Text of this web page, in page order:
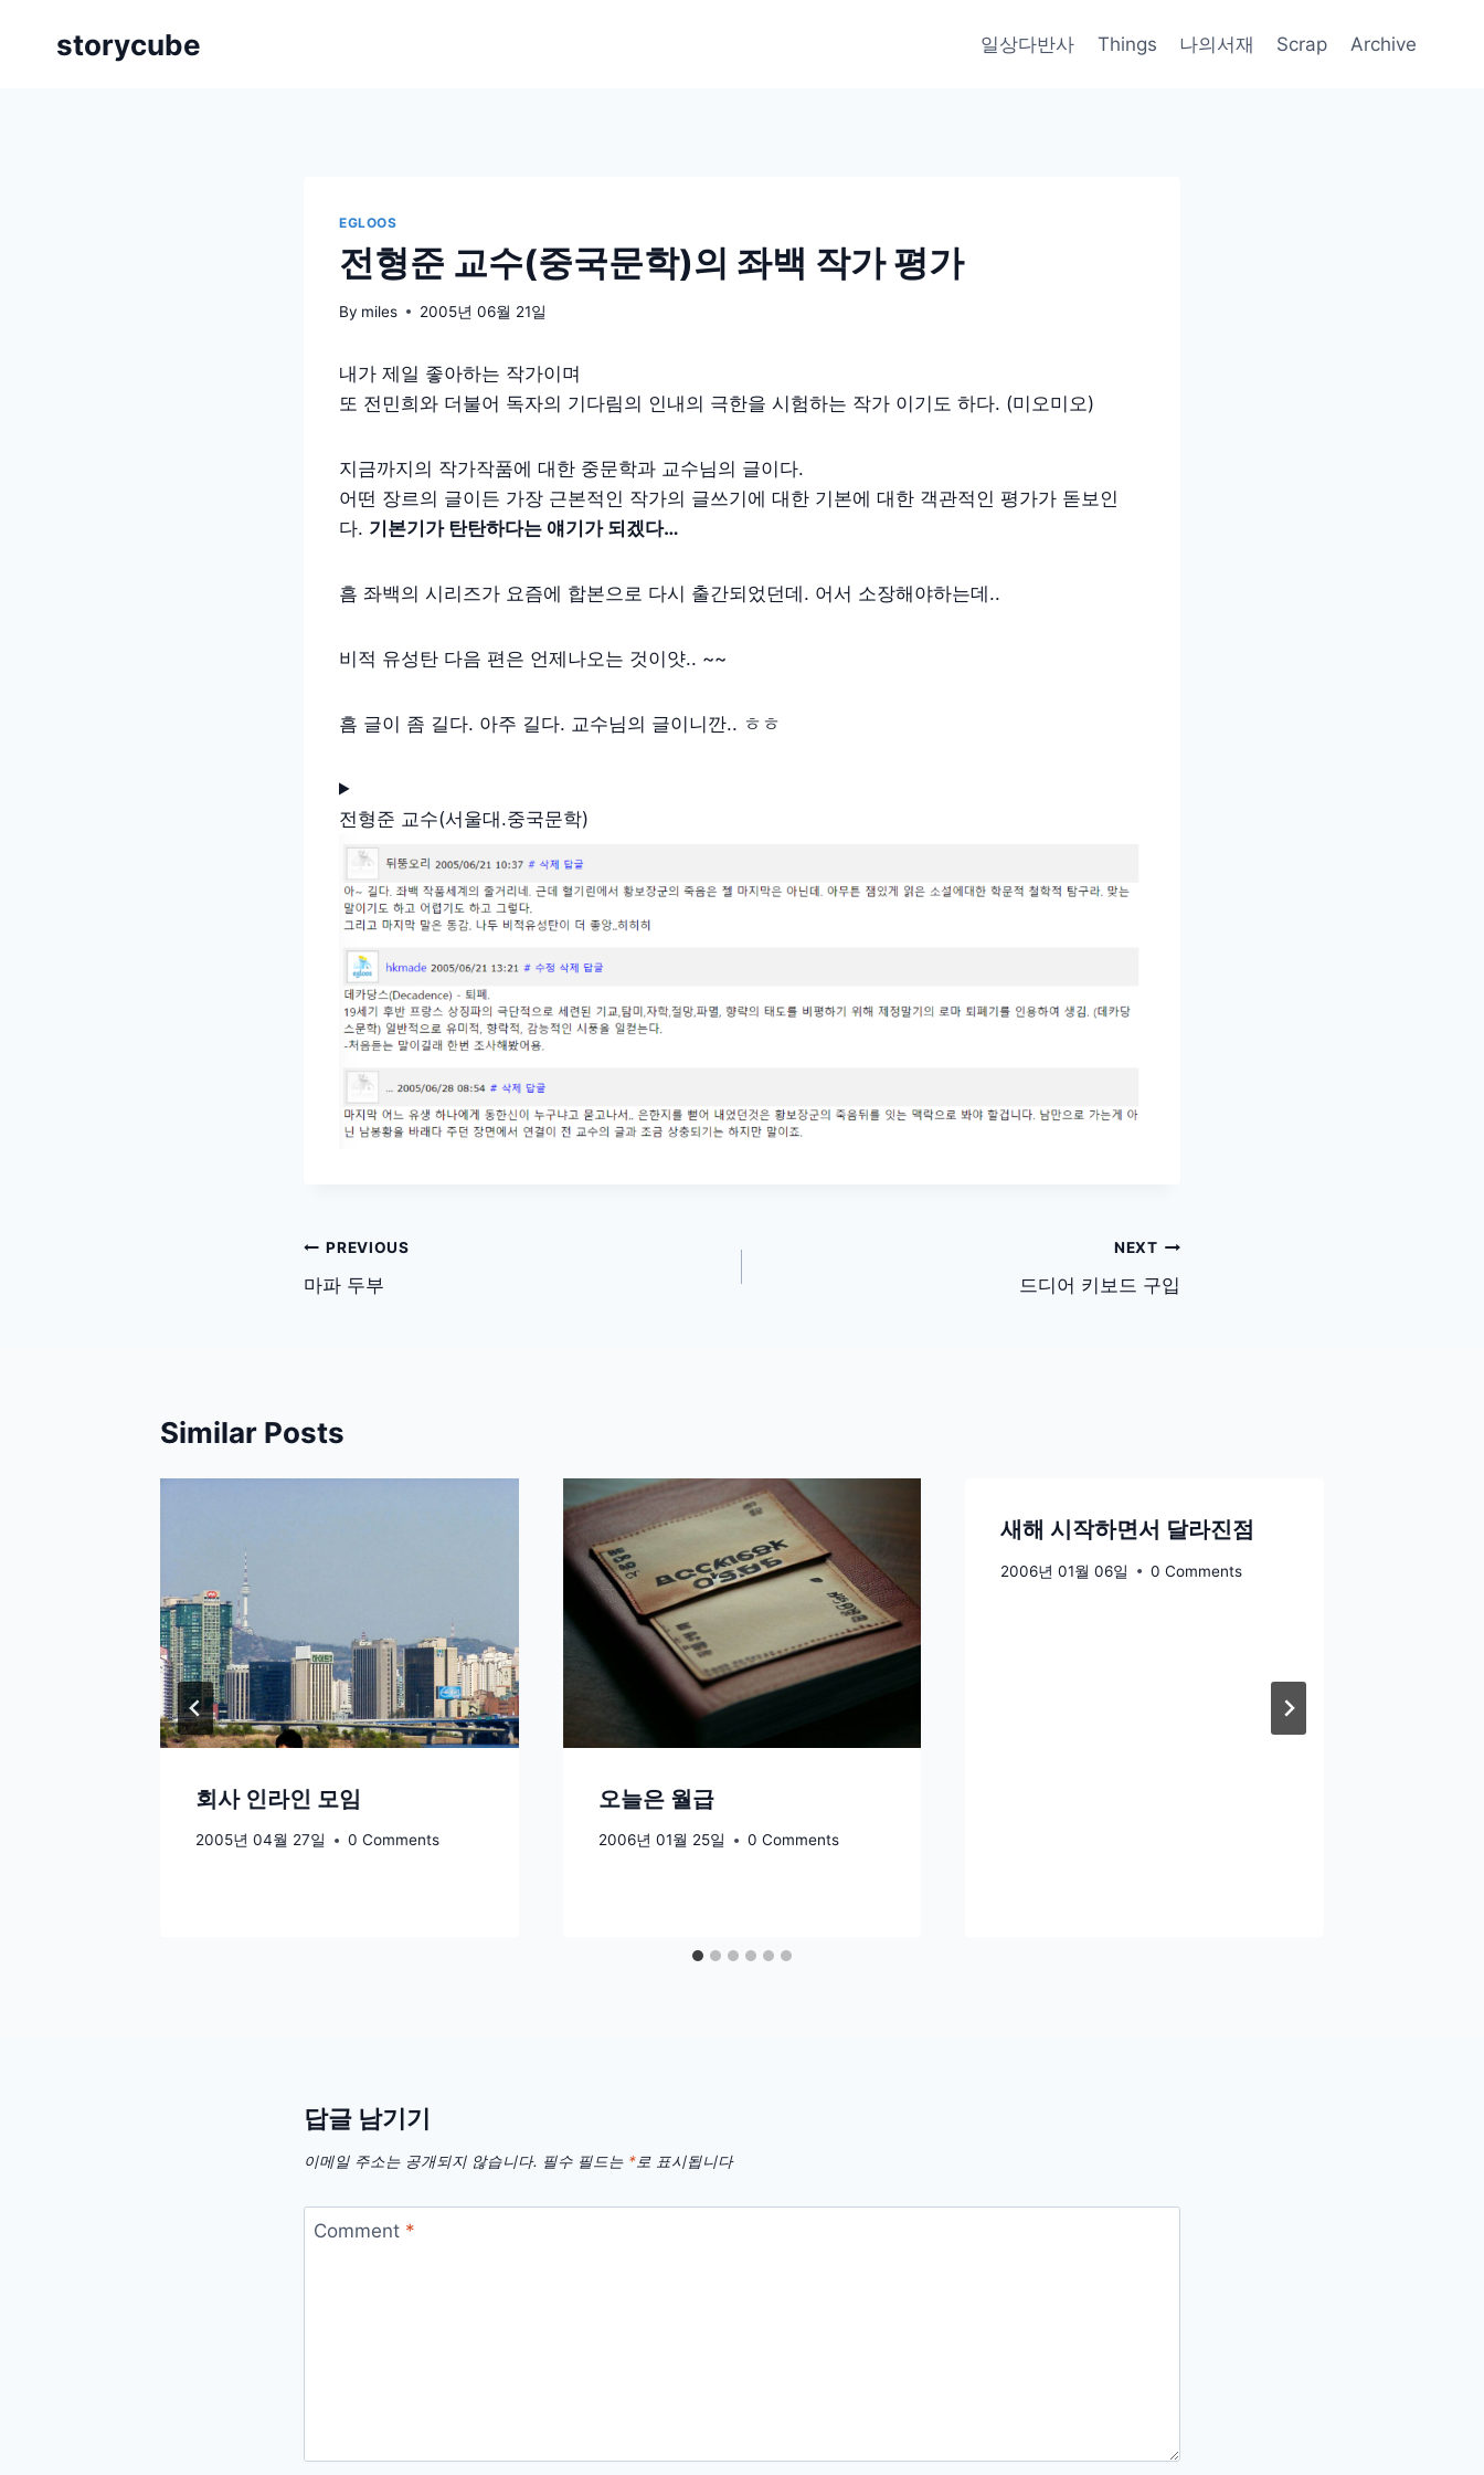
storycube 일상다반사 Things 나의서재 Scrap Archive
EGLOOS
전형준 교수(중국문학)의 좌백 작가 평가
By miles 2005년 06월 21일
내가 제일 좋아하는 작가이며
또 전민희와 더불어 독자의 기다림의 인내의 극한을 시험하는 작가 이기도 하다. (미오미오)
지금까지의 작가작품에 대한 중문학과 교수님의 글이다.
어떤 장르의 글이든 가장 근본적인 작가의 글쓰기에 대한 기본에 대한 객관적인 평가가 돋보인
다. 기본기가 탄탄하다는 얘기가 되겠다…
흠 좌백의 시리즈가 요즘에 합본으로 다시 출간되었던데. 어서 소장해야하는데..
비적 유성탄 다음 편은 언제나오는 것이얏.. ~~
흠 글이 좀 길다. 아주 길다. 교수님의 글이니깐.. ㅎㅎ
전형준 교수(서울대.중국문학)
글
탐
PREVIOUS
마파 두부
NEXT
드디어 키보드 구입
Similar Posts
회사 인라인 모임
2005년 04월 27일 0 Comments
오늘은 월급
2006년 01월 25일 0 Comments
새해 시작하면서 달라진점
2006년 01월 06일 0 Comments
답글 남기기
이메일 주소는 공개되지 않습니다. 필수 필드는 *로 표시됩니다
Comment *